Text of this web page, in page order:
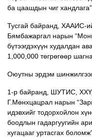
ба цаашдын чиг
Тусгай байранд, ХААИС-
Бямбажаргал нарын
бүтээгдэхүүн худалдан
1,000,000 төгрөгөөр
Оюутны эрдэм
1-р байранд, ШУТИС,
Г.Мөнхцацрал нарын
идэвхийг тодорхойлон
боодлын гадаргуугийн
хугацааг уртасгах